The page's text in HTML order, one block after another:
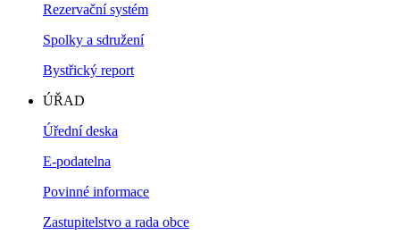
Rezervační systém
Spolky a sdružení
Bystřický report
ÚŘAD
Úřední deska
E-podatelna
Povinné informace
Zastupitelstvo a rada obce